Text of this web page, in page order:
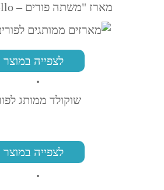
מארז "משתה פורים – Limoncello"
לצפייה במוצר
שוקולד ממותג
לצפייה במוצר